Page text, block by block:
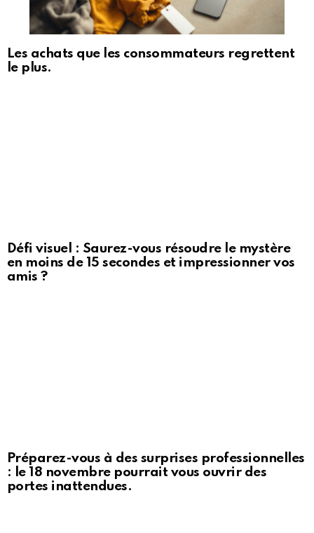
Les achats que les consommateurs regrettent
le plus.
Défi visuel : Saurez-vous résoudre le mystère
en moins de 15 secondes et impressionner vos
amis ?
Préparez-vous à des surprises professionnelles
: le 18 novembre pourrait vous ouvrir des
portes inattendues.